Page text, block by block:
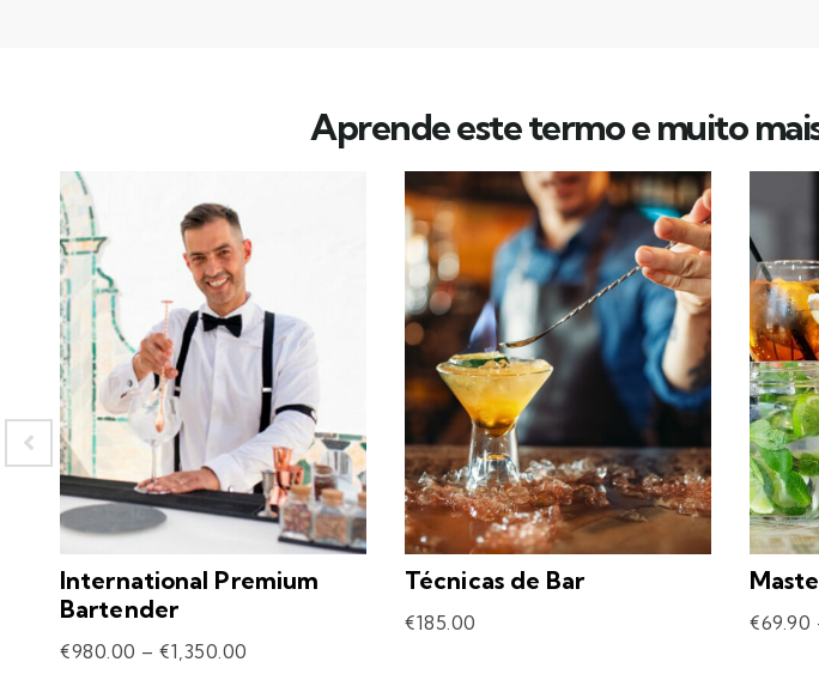
Aprende este termo e muito
International Premium
Bartender
€980.00 – €1,350.00
Técnicas de Bar
€185.00 €69.90